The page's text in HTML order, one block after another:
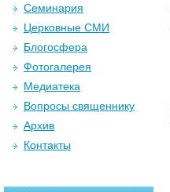
Семинария
Церковные СМИ
Блогосфера
Фотогалерея
Медиатека
Вопросы священнику
Архив
Контакты